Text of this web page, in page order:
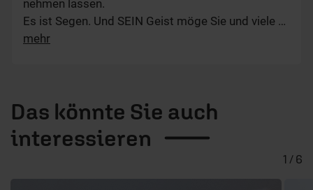
nehmen lassen.
Es ist Segen. Und SEIN Geist möge Sie und viele …
mehr
Das könnte Sie auch
interessieren
1 / 6